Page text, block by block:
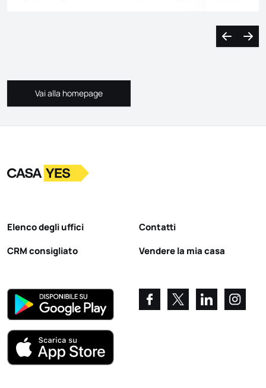
Naviga a
Vai alla homepage
Vai alla homepage
LogoVai alla homepage
Elenco degli uffici
CRM consigliato
Contatti
Vendere la mia casa